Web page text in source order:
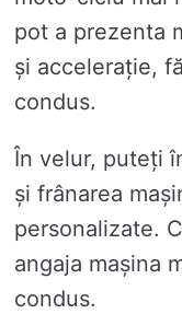
pot a prezenta
și accelerație,
condus.
În velur, puteți
și frânarea
personalizate.
angaja mașina
condus.